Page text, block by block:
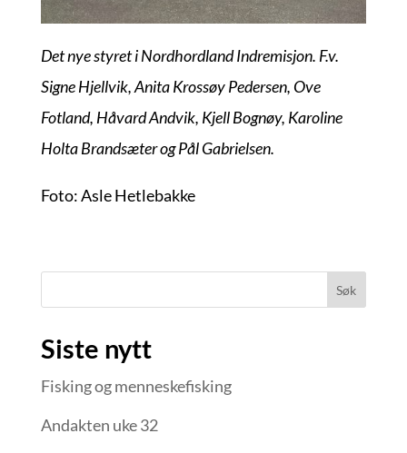
Det nye styret i Nordhordland Indremisjon. F.v.
Signe Hjellvik, Anita Krossøy Pedersen, Ove
Fotland, Håvard Andvik, Kjell Bognøy, Karoline
Holta Brandsæter og Pål Gabrielsen.
Foto: Asle Hetlebakke
Søk
Siste nytt
Fisking og menneskefisking
Andakten uke 32